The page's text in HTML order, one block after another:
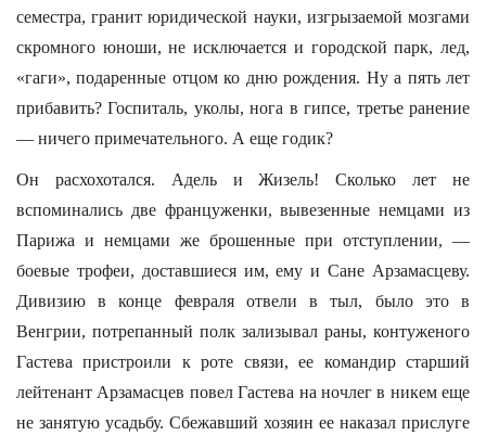
семестра, гранит юридической науки, изгрызаемой мозгами
скромного юноши, не исключается и городской парк, лед,
«гаги», подаренные отцом ко дню рождения. Ну а пять лет
прибавить? Госпиталь, уколы, нога в гипсе, третье ранение
— ничего примечательного. А еще годик?
Он расхохотался. Адель и Жизель! Сколько лет не
вспоминались две француженки, вывезенные немцами из
Парижа и немцами же брошенные при отступлении, —
боевые трофеи, доставшиеся им, ему и Сане Арзамасцеву.
Дивизию в конце февраля отвели в тыл, было это в
Венгрии, потрепанный полк зализывал раны, контуженого
Гастева пристроили к роте связи, ее командир старший
лейтенант Арзамасцев повел Гастева на ночлег в никем еще
не занятую усадьбу. Сбежавший хозяин ее наказал прислуге